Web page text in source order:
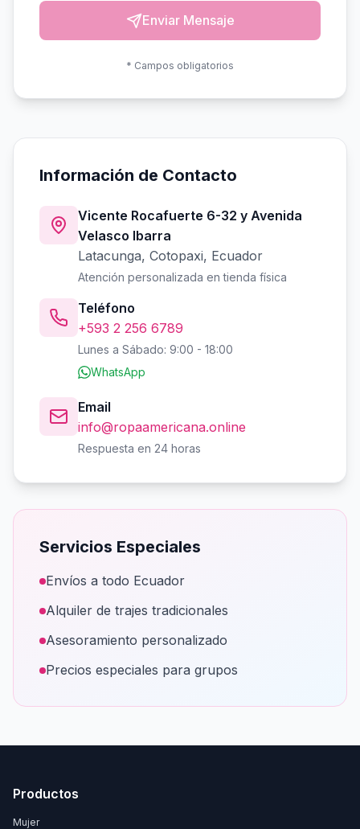
Enviar Mensaje
* Campos obligatorios
Información de Contacto
Vicente Rocafuerte 6-32 y Avenida
Velasco Ibarra
Latacunga, Cotopaxi, Ecuador
Atención personalizada en tienda física
Teléfono
+593 2 256 6789
Lunes a Sábado: 9:00 - 18:00
WhatsApp
Email
info@ropaamericana.online
Respuesta en 24 horas
Servicios Especiales
Envíos a todo Ecuador
Alquiler de trajes tradicionales
Asesoramiento personalizado
Precios especiales para grupos
Productos
Mujer